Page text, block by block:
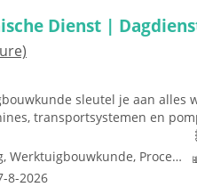
Dienst |
sleutel je aan alles
transportsystemen en
Metaalbewerking, Werktuigbouwkunde, Procestechnologie, Techniek
8-2026